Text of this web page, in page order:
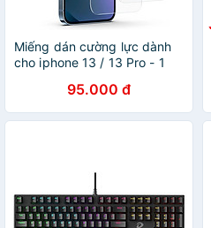
Miếng dán cường lực dành
cho iphone 13 / 13 Pro - 1
6.1inch SP194 hàng chính
hãng
95.000 đ